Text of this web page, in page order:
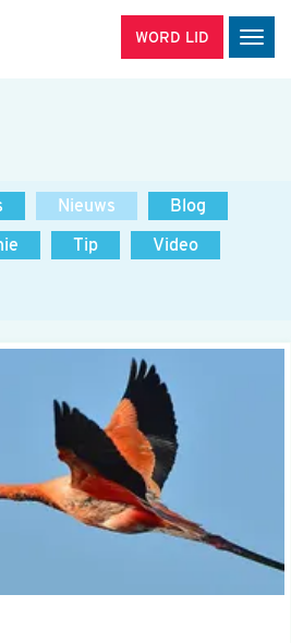
WORD LID
Nieuws
Blog
Tip
Video